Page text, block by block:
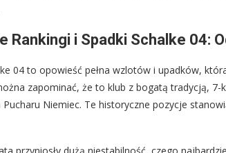
Rankingi i Spadki Schalke 04:
04 to opowieść pełna wzlotów i upadków,
zapominać, że to klub z bogatą tradycją,
Niemiec. Te historyczne pozycje